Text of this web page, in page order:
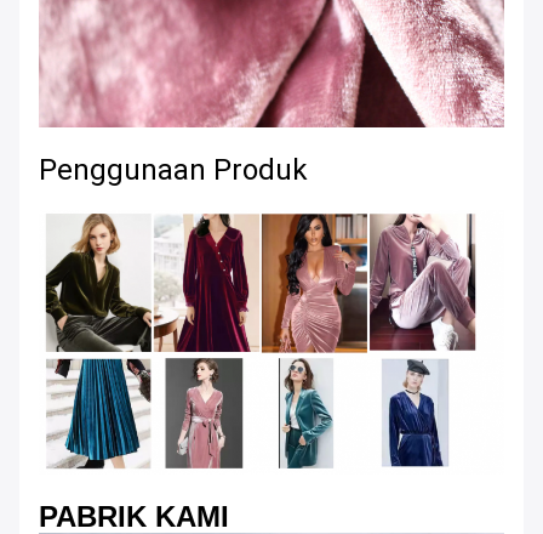
Penggunaan Produk
PABRIK KAMI